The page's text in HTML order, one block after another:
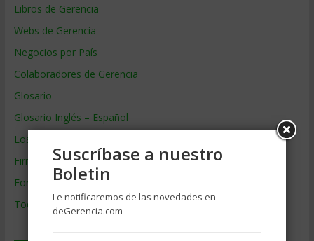
Libros de Gerencia
Webs de Gerencia
Negocios por País
Colaboradores de Gerencia
Glosario
Glosario Inglés – Español
Los mejores MBA
Firmas de Gerencia
Formación de Gerencia
Todos los Temas
Suscríbase a nuestro
Boletin
Le notificaremos de las novedades en
deGerencia.com